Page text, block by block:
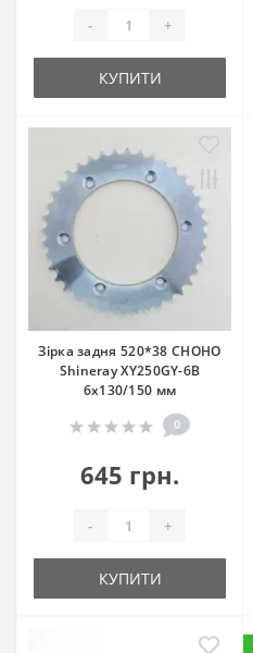
- +
КУПИТИ
Зірка задня 520*38 CHOHO
Shineray XY250GY-6B
6x130/150 мм
0
645 грн.
- +
КУПИТИ